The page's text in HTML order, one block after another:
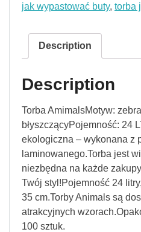
jak wypastować buty, torba
Description
Description
Torba AmimalsMotyw:
błyszczącyPojemność: 24
ekologiczna – wykonana z
laminowanego.Torba jest
niezbędna na każde
Twój styl!Pojemność 24
35 cm.Torby Animals są
atrakcyjnych
100 sztuk.